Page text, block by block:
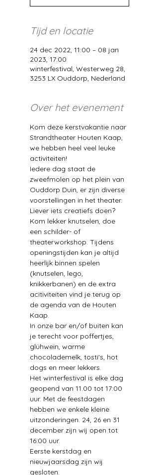
Tijd en locatie
24 dec 2022, 11:00 – 08 jan
2023, 17:00
winterfestival, Westerweg 28,
3253 LX Ouddorp, Nederland
Over het evenement
Kom deze kerstvakantie naar
Strandtheater Houten Kaap,
we hebben heel veel leuke
activiteiten!
Iedere dag staat de
zweefmolen op het plein van
Ouddorp Duin, er zijn diverse
voorstellingen in het theater.
Liever iets creatiefs doen?
Kom lekker knutselen, doe
een schilder- of
theaterworkshop. Tijdens
openingstijden kan je altijd
heerlijk binnen spelen
(knutselen, lego,
knikkerbanen) en de extra
acitiviteiten vind je terug op
de agenda van de Houten
Kaap.
In onze bar en/of buiten kan
je terecht voor poffertjes,
glühwein, warme
chocolademelk, tosti's, hot
dogs en meer lekkers.
Het winterfestival is elke dag
geopend van 11.00 tot 17:00
uur. Met de feestdagen
hebben we enkele kleine
uitzonderingen. 24, 26 en 31
december zijn wij open tot
16:00 uur.
Eerste kerstdag en
nieuwjaarsdag zijn wij
gesloten.